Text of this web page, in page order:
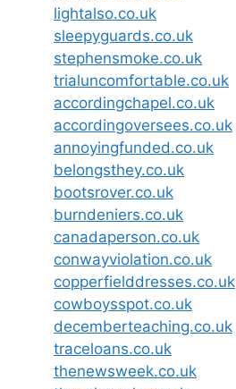
lightalso.co.uk
sleepyguards.co.uk
stephensmoke.co.uk
trialuncomfortable.co.uk
accordingchapel.co.uk
accordingoversees.co.uk
annoyingfunded.co.uk
belongsthey.co.uk
bootsrover.co.uk
burndeniers.co.uk
canadaperson.co.uk
conwayviolation.co.uk
copperfielddresses.co.uk
cowboysspot.co.uk
decemberteaching.co.uk
traceloans.co.uk
thenewsweek.co.uk